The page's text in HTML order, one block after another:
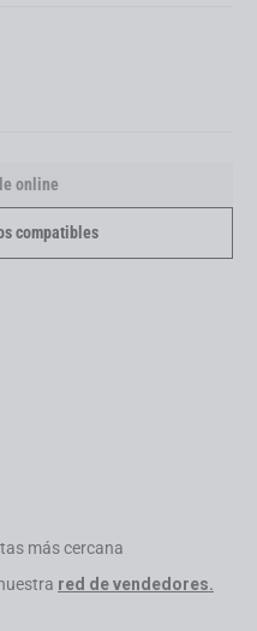
online
compatibles
más cercana
red de vendedores.